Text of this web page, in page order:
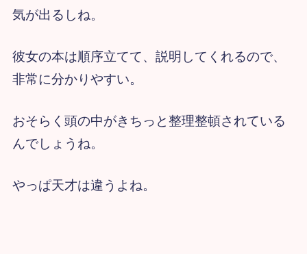
気が出るしね。
彼女の本は順序立てて、説明してくれるので、
非常に分かりやすい。
おそらく頭の中がきちっと整理整頓されている
んでしょうね。
やっぱ天才は違うよね。